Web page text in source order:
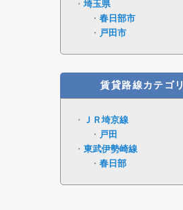
埼玉県
春日部市
戸田市
賃貸路線カテゴリ
ＪＲ埼京線
戸田
東武伊勢崎線
春日部